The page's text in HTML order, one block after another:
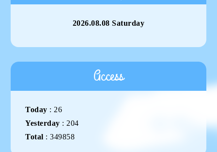
2026.08.08 Saturday
Access
Today : 26
Yesterday : 204
Total :349858